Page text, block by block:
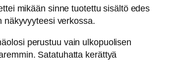
mikään sinne tuotettu sisältö edes
näkyvyyteesi verkossa.
perustuu vain ulkopuolisen
Satatuhatta kerättyä